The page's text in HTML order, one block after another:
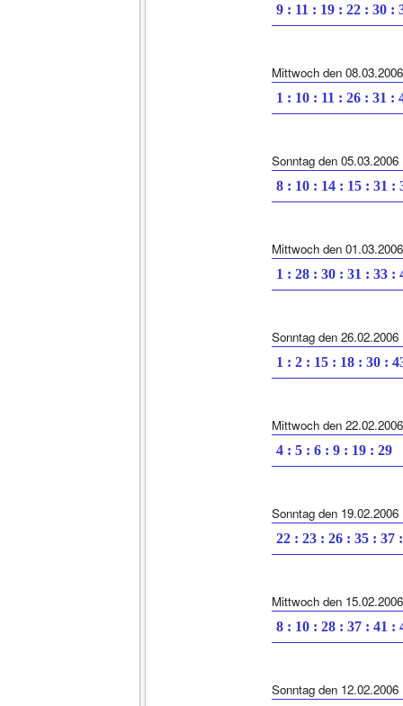
9 : 11 : 19 : 22 : 30 :
Mittwoch den 08.03.2006
1 : 10 : 11 : 26 : 31 :
Sonntag den 05.03.2006
8 : 10 : 14 : 15 : 31 :
Mittwoch den 01.03.2006
1 : 28 : 30 : 31 : 33 :
Sonntag den 26.02.2006
1 : 2 : 15 : 18 : 30 :
Mittwoch den 22.02.2006
4 : 5 : 6 : 9 : 19 : 29
Sonntag den 19.02.2006
22 : 23 : 26 : 35 : 37
Mittwoch den 15.02.2006
8 : 10 : 28 : 37 : 41 :
Sonntag den 12.02.2006